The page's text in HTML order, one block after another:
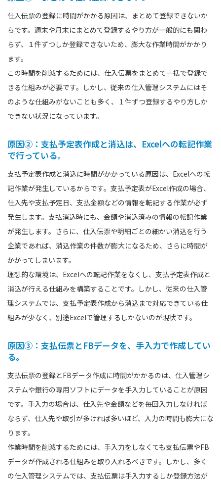
仕入伝票の登録に時間がかかる原因は、まとめて登録できないか
らです。週末や月末にまとめて登録するやり方が一般的にも関わ
らず、１件ずつしか登録できないため、膨大な作業時間がかかり
ます。
この時間を削減するためには、仕入伝票をまとめて一括で登録で
きる仕組みが必要です。しかし、従来の仕入管理システムにはそ
のような仕組みがないことも多く、１件ずつ登録するやり方しか
できない状況になっています。
原因②：支払予定表作成と消込は、Excelへの転記作業
で行っている。
支払予定表作成と消込に時間がかかっている原因は、Excelへの転
記作業が発生しているからです。支払予定表がExcel作成の場合、
仕入先や支払予定日、支払金額などの情報を転記する作業が必ず
発生します。支払消込時にも、金額や消込済みの情報の転記作業
が発生します。さらに、仕入伝票や明細ごとの細かい消込を行う
企業であれば、消込作業の件数が膨大になるため、さらに時間が
かかってしまいます。
理想的な環境は、Excelへの転記作業をなくし、支払予定表作成と
消込が行える仕組みを構築することです。しかし、従来の仕入管
理システムでは、支払予定表作成から消込まで対応できている仕
組みが少なく、別途Excelで管理するしかないのが現状です。
原因③：支払伝票とFBデータを、手入力で作成してい
る。
支払伝票の登録とFBデータ作成に時間がかかるのは、仕入管理シ
ステムや銀行の専用ソフトにデータを手入力していることが原因
です。手入力の場合は、仕入先や金額などを毎回入力しなければ
ならず、仕入先や取引が多ければ多いほど、入力の時間も膨大にな
ります。
作業時間を削減するためには、手入力をしなくても支払伝票やFB
データが作成される仕組みを取り入れるべきです。しかし、多く
の仕入管理システムでは、支払伝票は手入力するしか登録方法が